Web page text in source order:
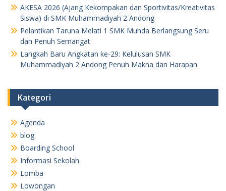
AKESA 2026 (Ajang Kekompakan dan Sportivitas/Kreativitas
Siswa) di SMK Muhammadiyah 2 Andong
Pelantikan Taruna Melati 1 SMK Muhda Berlangsung Seru
dan Penuh Semangat
Langkah Baru Angkatan ke-29: Kelulusan SMK
Muhammadiyah 2 Andong Penuh Makna dan Harapan
Kategori
Agenda
blog
Boarding School
Informasi Sekolah
Lomba
Lowongan